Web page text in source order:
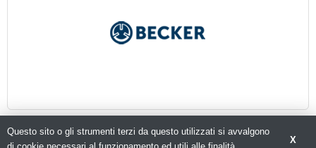
X
Questo sito o gli strumenti terzi da questo utilizzati si avvalgono